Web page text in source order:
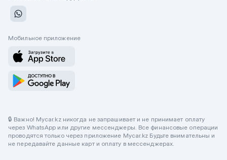
Мобильное приложение
🔒 Важно! Mycar.kz никогда не запрашивает и не принимает оплату
через WhatsApp или другие мессенджеры. Все финансовые операции
проводятся только через приложение Mycar.kz Будьте внимательны и
не передавайте данные карт и оплату в мессенджерах.